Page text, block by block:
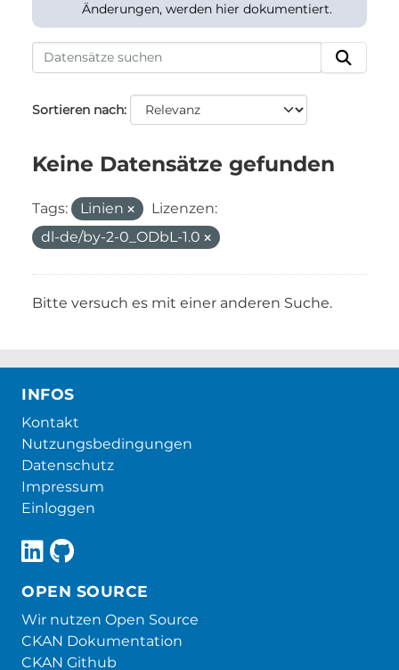
Änderungen, werden hier dokumentiert.
Sortieren nach
Keine Datensätze gefunden
Tags: Linien
Lizenzen:
dl-de/by-2-0_ODbL-1.0
Bitte versuch es mit einer anderen Suche.
INFOS
Kontakt
Nutzungsbedingungen
Datenschutz
Impressum
Einloggen
OPEN SOURCE
Wir nutzen Open Source
CKAN Dokumentation
CKAN Github